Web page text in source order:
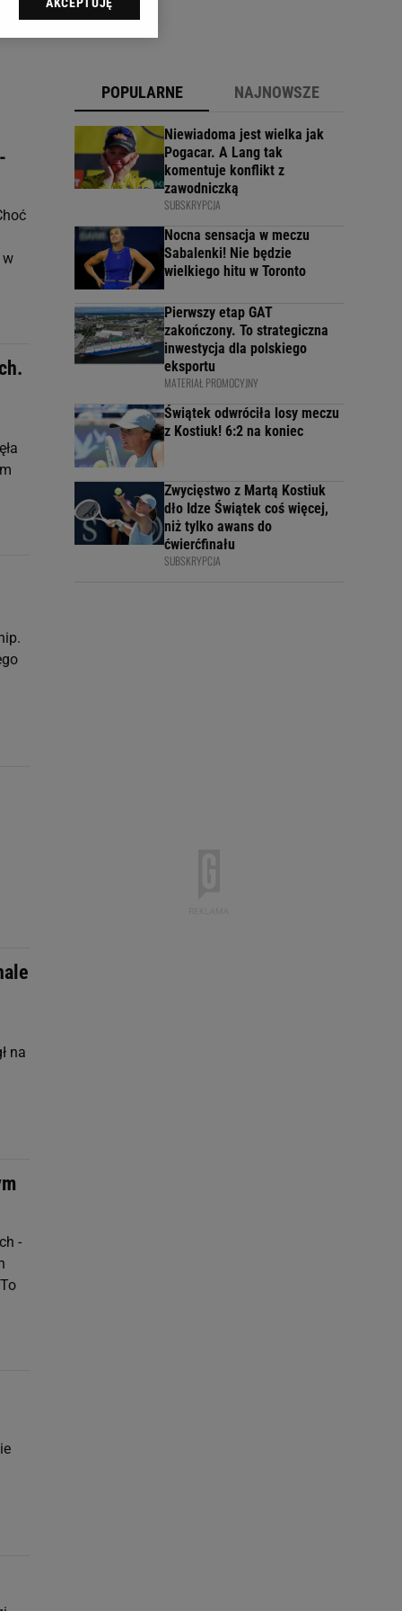
w
na
-
POPULARNE NAJNOWSZE
Niewiadoma jest wielka jak
Pogacar. A Lang tak
komentuje konflikt z
zawodniczką
SUBSKRYPCJA
Nocna sensacja w meczu
Sabalenki! Nie będzie
wielkiego hitu w Toronto
Pierwszy etap GAT
zakończony. To strategiczna
inwestycja dla polskiego
eksportu
MATERIAŁ PROMOCYJNY
Świątek odwróciła losy meczu
z Kostiuk! 6:2 na koniec
Zwycięstwo z Martą Kostiuk
dło Idze Świątek coś więcej,
niż tylko awans do
ćwierćfinału
SUBSKRYPCJA
sp. z o.o., jej
swoje preferencje
celów identyfikacji.
reklam i treści,